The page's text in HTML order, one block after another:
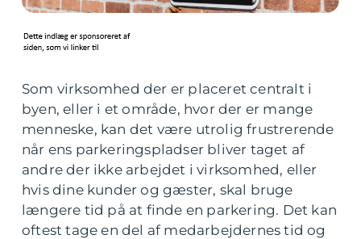
Som virksomhed der er placeret centralt i
byen, eller i et område, hvor der er mange
menneske, kan det være utrolig frustrerende
når ens parkeringspladser bliver taget af
andre der ikke arbejdet i virksomhed, eller
hvis dine kunder og gæster, skal bruge
længere tid på at finde en parkering. Det kan
oftest tage en del af medarbejdernes tid og